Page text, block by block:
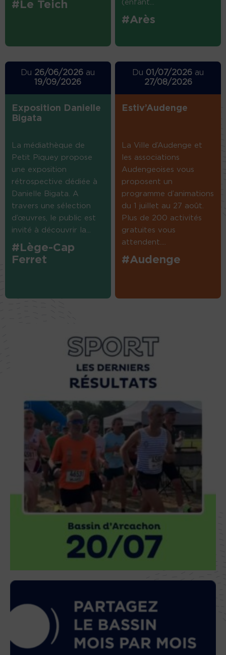
#Le Teich (enfant...
#Arès
Du 26/06/2026 au
19/09/2026
Exposition Danielle
Bigata
La médiathèque de
Petit Piquey propose
une exposition
rétrospective dédiée à
Danielle Bigata. A
travers une sélection
d’œuvres, le public est
invité à découvrir la...
#Lège-Cap
Ferret
Du 01/07/2026 au
27/08/2026
Estiv’Audenge
La Ville d’Audenge et
les associations
Audengeoises vous
proposent un
programme d’animations
du 1 juillet au 27 août.
Plus de 200 activités
gratuites vous
attendent....
#Audenge